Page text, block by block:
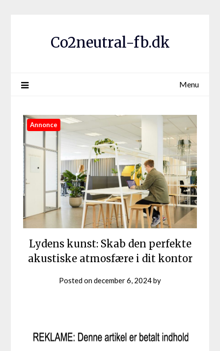
Co2neutral-fb.dk
Menu
Annonce
Lydens kunst: Skab den perfekte
akustiske atmosfære i dit kontor
Posted ondecember 6, 2024by